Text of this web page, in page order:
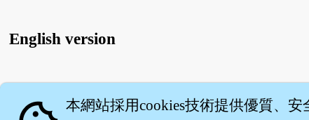
English version
關
本網站採用cookies技術提供優質、